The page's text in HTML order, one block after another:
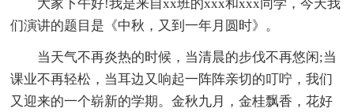
大家下午好!我是来自xx班的xxx和xxx同学，今天我
们演讲的题目是《中秋，又到一年月圆时》。
当天气不再炎热的时候，当清晨的步伐不再悠闲;当
课业不再轻松，当耳边又响起一阵阵亲切的叮咛，我们
又迎来的一个崭新的学期。金秋九月，金桂飘香，花好